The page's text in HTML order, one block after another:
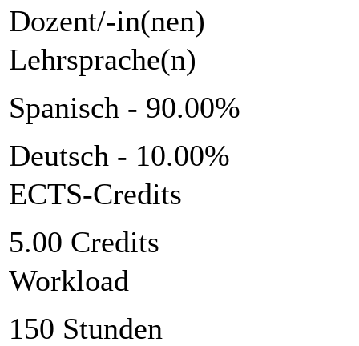
Dozent/-in(nen)
Lehrsprache(n)
Spanisch - 90.00%
Deutsch - 10.00%
ECTS-Credits
5.00 Credits
Workload
150 Stunden